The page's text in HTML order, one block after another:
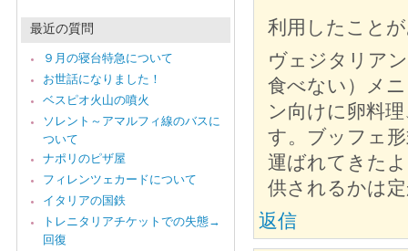
利用したこと
ヴェジタリア
食べない）メ
ン向けに卵料
す。ブッフェ
運ばれてきた
供されるかは
返信
最近の質問
９月の寝台特急について
お世話になりました！
ベスピオ火山の噴火
ソレント～アマルフィ線のバスに
ついて
ナポリのピザ屋
フィレンツェカードについて
イタリアの国鉄
トレニタリアチケットでの失態→
回復